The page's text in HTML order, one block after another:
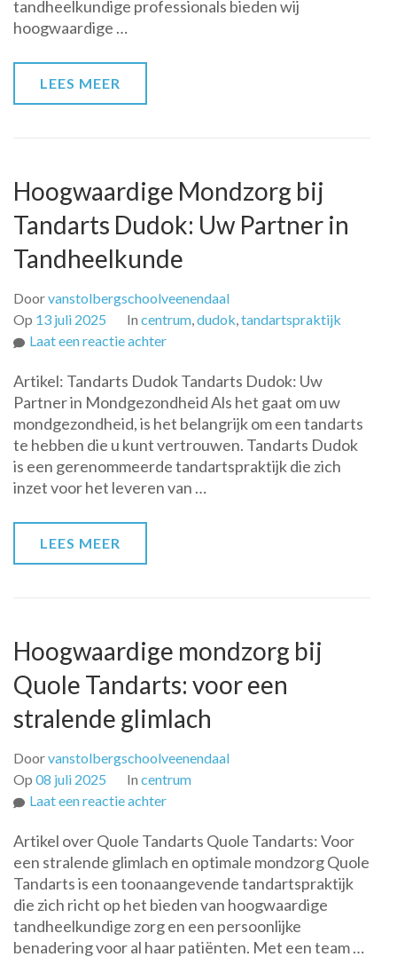
Stralende
Glimlach
tandheelkundige professionals bieden wij
hoogwaardige …
LEES MEER
Hoogwaardige Mondzorg bij
Tandarts Dudok: Uw Partner in
Tandheelkunde
Doorvanstolbergschoolveenendaal
Op 13 juli 2025 In centrum dudok tandartspraktijk
Laat een reactie achterop
Mondzorg
bij
Tandarts
Dudok:
Uw
Partner
Artikel: Tandarts Dudok Tandarts Dudok: Uw
Partner in Mondgezondheid Als het gaat om uw
mondgezondheid, is het belangrijk om een tandarts
te hebben die u kunt vertrouwen. Tandarts Dudok
is een gerenommeerde tandartspraktijk die zich
inzet voor het leveren van …
LEES MEER
Hoogwaardige mondzorg bij
Quole Tandarts: voor een
stralende glimlach
Doorvanstolbergschoolveenendaal
Op 08 juli 2025 In centrum
Laat een reactie achterop
mondzorg
bij
Quole
Tandarts:
voor
een
Artikel over Quole Tandarts Quole Tandarts: Voor
een stralende glimlach en optimale mondzorg Quole
Tandarts is een toonaangevende tandartspraktijk
die zich richt op het bieden van hoogwaardige
tandheelkundige zorg en een persoonlijke
benadering voor al haar patiënten. Met een team …